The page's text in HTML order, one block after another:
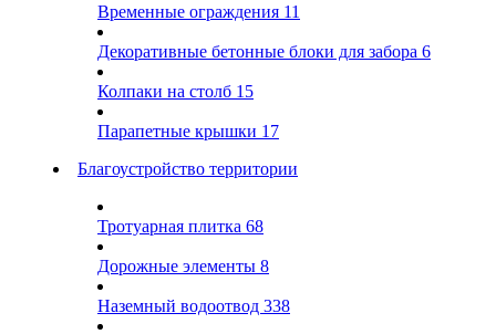
Временные ограждения 11
Декоративные бетонные блоки для забора 6
Колпаки на столб 15
Парапетные крышки 17
Благоустройство территории
Тротуарная плитка 68
Дорожные элементы 8
Наземный водоотвод 338